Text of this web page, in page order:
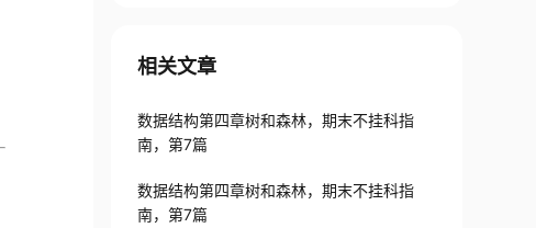
相关文章
数据结构第四章树和森林，期末不挂科指
南，第7篇
数据结构第四章树和森林，期末不挂科指
南，第7篇